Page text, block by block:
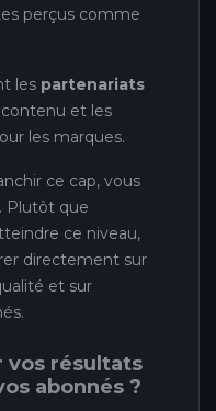
perçus comme
les partenariats
et les
les marques.
ce cap, vous
Plutôt que
ce niveau,
directement sur
et sur
vos résultats
abonnés ?